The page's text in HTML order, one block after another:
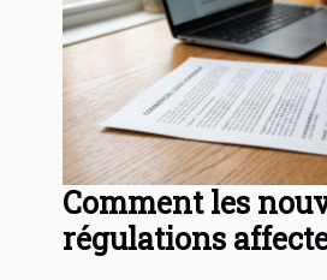
Comment les
régulations